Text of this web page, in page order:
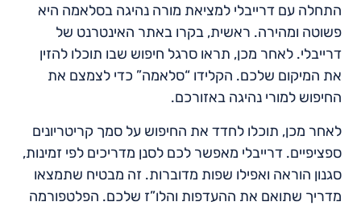
התחלה עם דרייבלי למציאת מורה נהיגה בסלאמה היא
פשוטה ומהירה. ראשית, בקרו באתר האינטרנט של
דרייבלי. לאחר מכן, תראו סרגל חיפוש שבו תוכלו להזין
את המיקום שלכם. הקלידו “סלאמה” כדי לצמצם את
החיפוש למורי נהיגה באזורכם.
לאחר מכן, תוכלו לחדד את החיפוש על סמך קריטריונים
ספציפיים. דרייבלי מאפשר לכם לסנן מדריכים לפי זמינות,
סגנון הוראה ואפילו שפות מדוברות. זה מבטיח שתמצאו
מדריך שתואם את ההעדפות והלו”ז שלכם. הפלטפורמה